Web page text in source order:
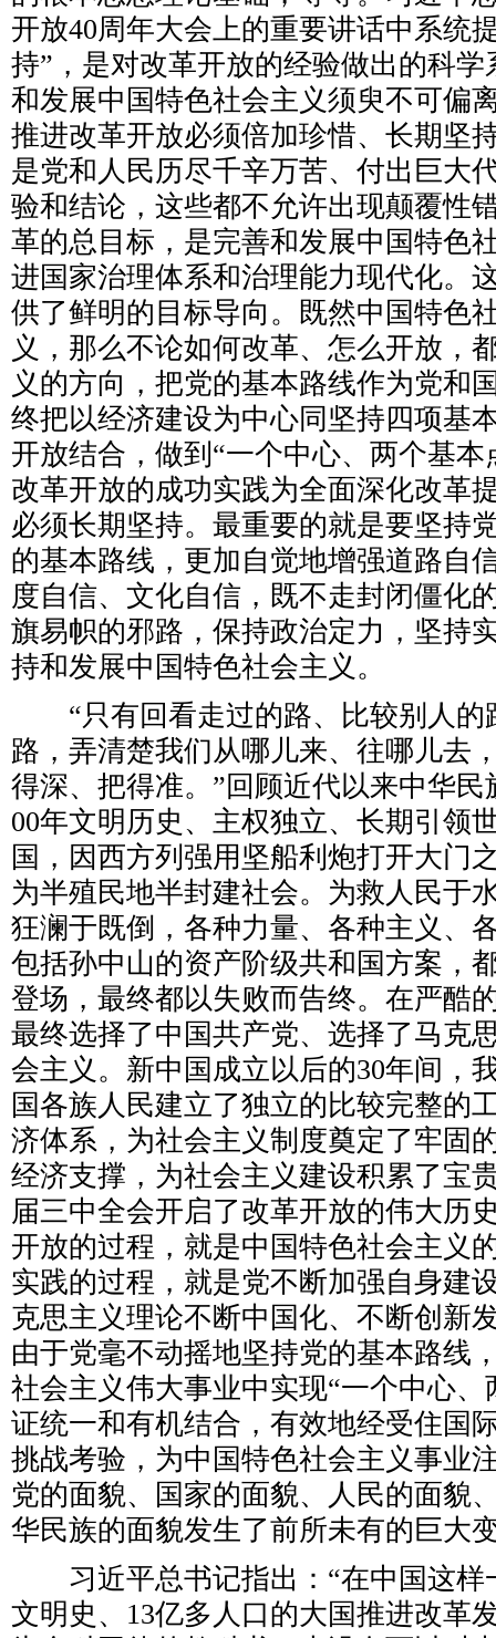
开放40周年大会上的重要讲话中系统
持”，是对改革开放的经验做出的科
和发展中国特色社会主义须臾不可偏
推进改革开放必须倍加珍惜、长期坚
是党和人民历尽千辛万苦、付出巨大
验和结论，这些都不允许出现颠覆性
革的总目标，是完善和发展中国特色
进国家治理体系和治理能力现代化。
供了鲜明的目标导向。既然中国特色
义，那么不论如何改革、怎么开放，
义的方向，把党的基本路线作为党和
终把以经济建设为中心同坚持四项基
开放结合，做到“一个中心、两个基本
改革开放的成功实践为全面深化改革
必须长期坚持。最重要的就是要坚持
的基本路线，更加自觉地增强道路自
度自信、文化自信，既不走封闭僵化
旗易帜的邪路，保持政治定力，坚持
持和发展中国特色社会主义。
“只有回看走过的路、比较别人的
路，弄清楚我们从哪儿来、往哪儿去
得深、把得准。”回顾近代以来中华民
00年文明历史、主权独立、长期引领
国，因西方列强用坚船利炮打开大门
为半殖民地半封建社会。为救人民于
狂澜于既倒，各种力量、各种主义、
包括孙中山的资产阶级共和国方案，
登场，最终都以失败而告终。在严酷
最终选择了中国共产党、选择了马克
会主义。新中国成立以后的30年间，
国各族人民建立了独立的比较完整的
济体系，为社会主义制度奠定了牢固
经济支撑，为社会主义建设积累了宝
届三中全会开启了改革开放的伟大历
开放的过程，就是中国特色社会主义
实践的过程，就是党不断加强自身建
克思主义理论不断中国化、不断创新
由于党毫不动摇地坚持党的基本路线
社会主义伟大事业中实现“一个中心、
证统一和有机结合，有效地经受住国
挑战考验，为中国特色社会主义事业
党的面貌、国家的面貌、人民的面貌
华民族的面貌发生了前所未有的巨大
习近平总书记指出：“在中国这样
文明史、13亿多人口的大国推进改革